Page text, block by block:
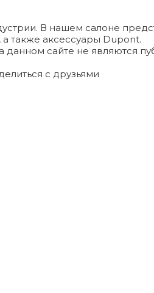
В нашем салоне
а также аксессуары Dupont.
сайте не являются
с друзьями